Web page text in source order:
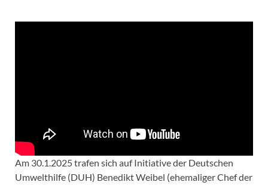
Am 30.1.2025 trafen sich auf Initiative der Deutschen
Umwelthilfe (DUH) Benedikt Weibel (ehemaliger Chef der